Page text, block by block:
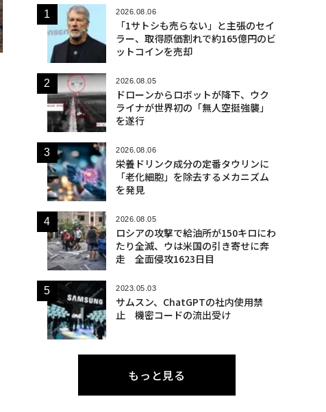
2026.08.06
「1サトシも売らない」と主張のセイ
ラー、取得原価割れで約165億円のビ
ットコインを売却
2026.08.05
ドローンからロボットが降下、ウク
ライナが世界初の「無人空挺強襲」
を遂行
2026.08.06
栄養ドリンク成分の定番タウリンに
「老化細胞」を除去するメカニズム
を発見
2026.08.05
ロシアの攻撃で給油所が150キロにわ
たり全滅、ウは米国の引き寄せに奔
走 全面侵攻1623日目
2023.05.03
サムスン、ChatGPTの社内使用禁
止 機密コードの流出受け
もっと見る